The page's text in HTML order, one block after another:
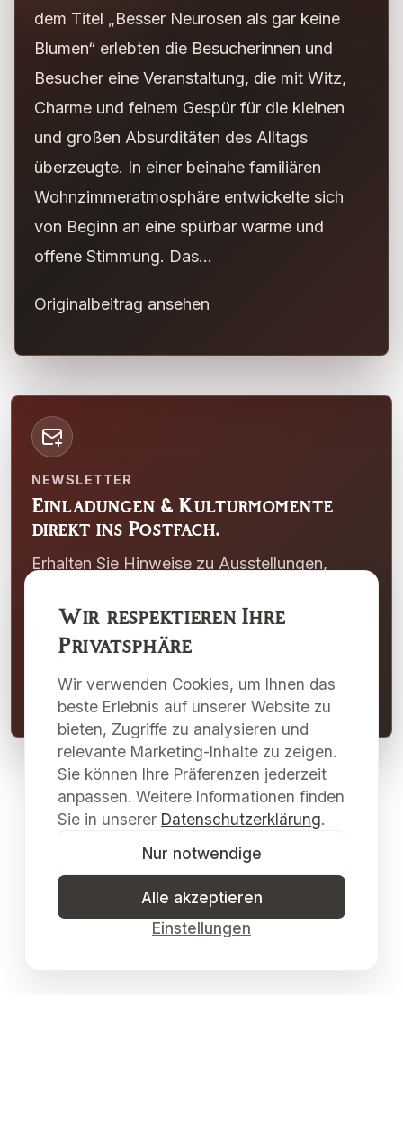
Wir respektieren Ihre
Privatsphäre
Wir verwenden Cookies, um Ihnen das
beste Erlebnis auf unserer Website zu
bieten, Zugriffe zu analysieren und
relevante Marketing-Inhalte zu zeigen.
Sie können Ihre Präferenzen jederzeit
anpassen. Weitere Informationen finden
Sie in unserer Datenschutzerklärung.
Einstellungen
Nur notwendige
Alle akzeptieren
dem Titel „Besser Neurosen als gar keine
Blumen“ erlebten die Besucherinnen und
Besucher eine Veranstaltung, die mit Witz,
Charme und feinem Gespür für die kleinen
und großen Absurditäten des Alltags
überzeugte. In einer beinahe familiären
Wohnzimmeratmosphäre entwickelte sich
von Beginn an eine spürbar warme und
offene Stimmung. Das...
Originalbeitrag ansehen
NEWSLETTER
Einladungen & Kulturmomente
direkt ins Postfach.
Erhalten Sie Hinweise zu Ausstellungen,
der Galerie Merkima und des Kulturzentrums
Pulkau.
Newsletter abonnieren